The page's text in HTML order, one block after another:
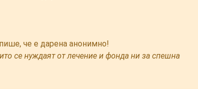
че е дарена анонимно!
се нуждаят от лечение и фонда ни за спешна